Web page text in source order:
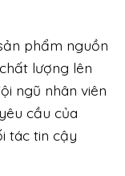
phẩm nguồn
lượng lên
ngũ nhân viên
cầu của
tác tin cậy